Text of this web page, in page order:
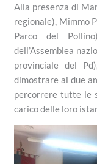
Alla presenza di
regionale), Mimmo
Parco del
dell’Assemblea
provinciale del
dimostrare ai due
percorrere tutte le
carico delle loro